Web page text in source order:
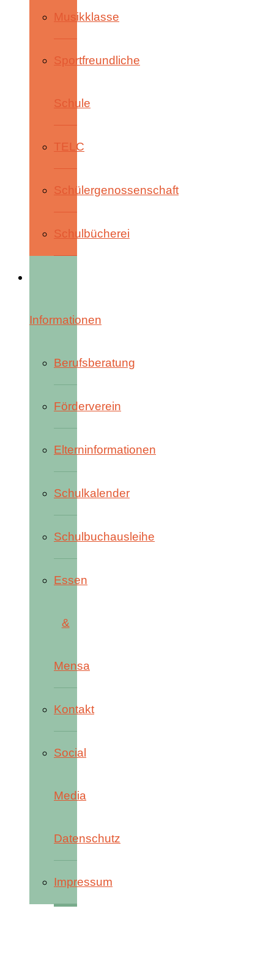
Musikklasse
Sportfreundliche
Schule
TELC
Schülergenossenschaft
Schulbücherei
Informationen
Berufsberatung
Förderverein
Elterninformationen
Schulkalender
Schulbuchausleihe
Essen
&
Mensa
Kontakt
Social
Media
Datenschutz
Impressum